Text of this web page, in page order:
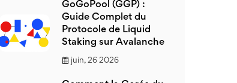
GoGoPool (GGP) :
Guide Complet du
Protocole de Liquid
Staking sur Avalanche
juin, 26 2026